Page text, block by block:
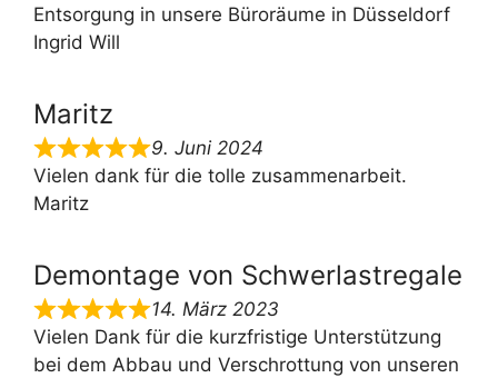
Entsorgung in unsere Büroräume in Düsseldorf
Ingrid Will
Maritz
9. Juni 2024
Vielen dank für die tolle zusammenarbeit.
Maritz
Demontage von Schwerlastregale
14. März 2023
Vielen Dank für die kurzfristige Unterstützung
bei dem Abbau und Verschrottung von unseren